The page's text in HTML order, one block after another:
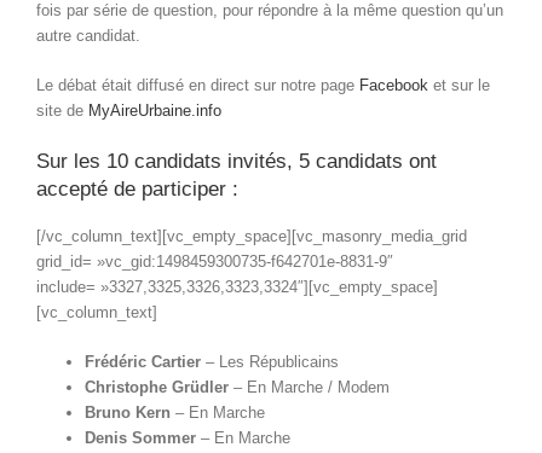
fois par série de question, pour répondre à la même question qu’un
autre candidat.
Le débat était diffusé en direct sur notre page Facebook et sur le
site de MyAireUrbaine.info
Sur les 10 candidats invités, 5 candidats ont
accepté de participer :
[/vc_column_text][vc_empty_space][vc_masonry_media_grid
grid_id= »vc_gid:1498459300735-f642701e-8831-9″
include= »3327,3325,3326,3323,3324″][vc_empty_space]
[vc_column_text]
Frédéric Cartier – Les Républicains
Christophe Grüdler – En Marche / Modem
Bruno Kern – En Marche
Denis Sommer – En Marche